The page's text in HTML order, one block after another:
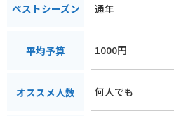
ベストシーズン 通年
平均予算 1000円
オススメ人数 何人でも